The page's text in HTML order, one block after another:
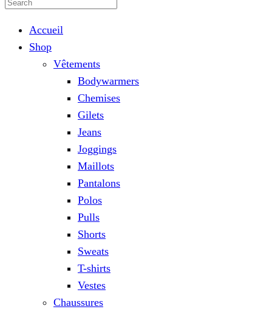
Accueil
Shop
Vêtements
Bodywarmers
Chemises
Gilets
Jeans
Joggings
Maillots
Pantalons
Polos
Pulls
Shorts
Sweats
T-shirts
Vestes
Chaussures